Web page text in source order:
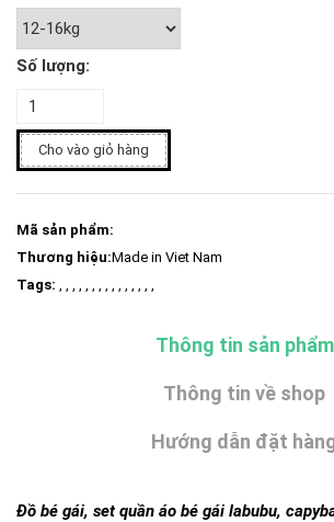
Số lượng:
Cho vào giỏ hàng
Mã sản phẩm:
Thương hiệu:Made in Viet Nam
Tags:
Thông tin sản phẩm
Thông tin về shop
Hướng dẫn đặt
Đồ bé gái, set quần áo bé gái labubu,